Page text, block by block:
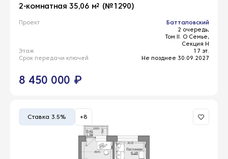
2-комнатная 35,06 м² (№1290)
Проект
Батталовский
2 очередь,
Том II. О Семье,
Секция Н
Этаж
17 эт.
Срок передачи ключей
Не позднее 30.09.2027
8 450 000 ₽
Ставка 3.5% +8